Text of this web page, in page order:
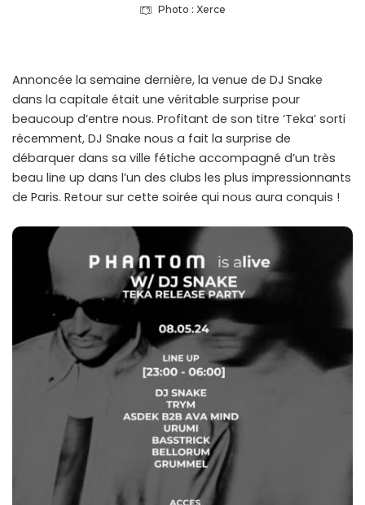
Photo : Xerce
Annoncée la semaine dernière, la venue de DJ Snake
dans la capitale était une véritable surprise pour
beaucoup d’entre nous. Profitant de son titre ‘Teka’ sorti
récemment, DJ Snake nous a fait la surprise de
débarquer dans sa ville fétiche accompagné d’un très
beau line up dans l’un des clubs les plus impressionnants
de Paris. Retour sur cette soirée qui nous aura conquis !